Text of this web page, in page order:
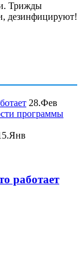
Трижды
дезинфицируют!
28.Фев
программы
работает